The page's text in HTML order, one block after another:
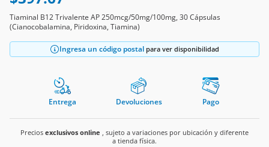
Tiaminal B12 Trivalente AP 250mcg/50mg/100mg, 30 Cápsulas
(Cianocobalamina, Piridoxina, Tiamina)
Ingresa un código postal para ver disponibilidad
Entrega Devoluciones Pago
Precios exclusivos online , sujeto a variaciones por ubicación y diferente
a tienda física.